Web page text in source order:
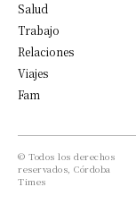
Salud
Trabajo
Relaciones
Viajes
Fam
© Todos los derechos
reservados, Córdoba
Times